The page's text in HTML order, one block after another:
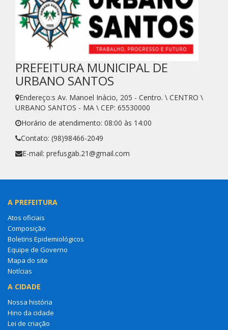
PREFEITURA MUNICIPAL DE
URBANO SANTOS
Endereço:s Av. Manoel Inácio, 205 - Centro. \ CENTRO \
URBANO SANTOS - MA \ CEP: 65530000
Horário de atendimento: 08:00 às 14:00
Contato: (98)98466-2049
E-mail: prefusgab.21@gmail.com
A PREFEITURA
Atos oficiais
Composição
Boletins Epidemiológicos
Equipe de Governo
Mapa do site
Notícias
A CIDADE
Nossa história
Hino da cidade
Lei de criação